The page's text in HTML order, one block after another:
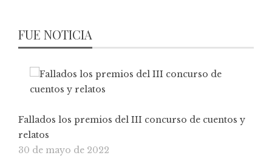
FUE NOTICIA
Fallados los premios del III concurso de cuentos y
relatos
30 de mayo de 2022